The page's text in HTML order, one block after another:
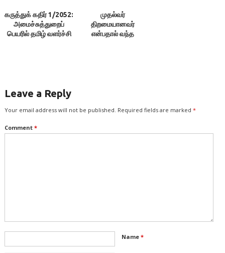
கருத்துக் கதிர் 1/2052:
அமைச்சுத்துறைப்
பெயரில் தமிழ் வளர்ச்சி
இணைய வழித்
தகவல்கள் உடனுக்குடன்
மாற்றவோ
வேண்டும். 4/2052 :
முதல்வர்
திறமையானவர்
என்பதால் வந்த
Leave a Reply
Your email address will not be published. Required fields are marked *
Comment *
Name *